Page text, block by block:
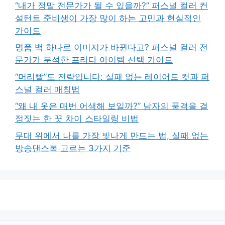
“내가 정말 전문가가 될 수 있을까?” 퍼스널 컬러 컨
설턴트 준비생이 가장 많이 하는 고민과 현실적인
가이드
명품 백 하나로 이미지가 바뀐다고? 퍼스널 컬러 전
문가가 분석한 프라다 아이템 선택 가이드
“머리빨”도 전략입니다: 실패 없는 레이어드 컷과 퍼
스널 컬러 매칭법
“왜 내 옷은 매번 어색해 보일까?” 남자의 품격을 결
정짓는 한 끗 차이 스타일링 비법
무대 위에서 나를 가장 빛나게 만드는 법, 실패 없는
방송댄스복 고르는 3가지 기준